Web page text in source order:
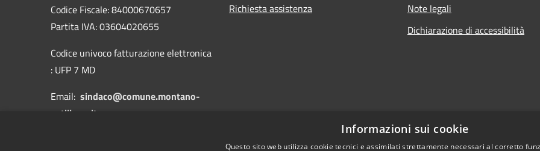
Codice Fiscale: 84000670657
Partita IVA: 03604020655
Codice univoco fatturazione elettronica
: UFP 7 MD
Email: sindaco@comune.montano-
antilia.sa.it
Richiesta assistenza
Note legali
Dichiarazione di accessibilità
Informazioni sui cookie
Questo sito web utilizza cookie tecnici e assimilati strettamente necessari al corretto